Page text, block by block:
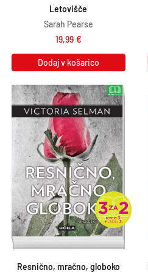
Letovišče
Sarah Pearse
19,99 €
Dodaj v košarico
Resnično, mračno, globoko